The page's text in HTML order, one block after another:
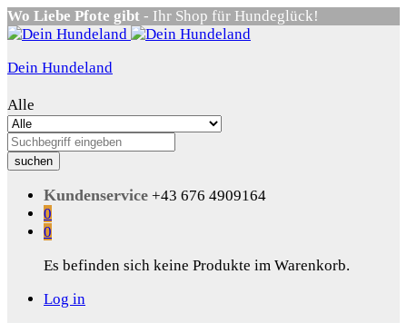
Wo Liebe Pfote gibt - Ihr Shop für Hundeglück!
Dein Hundeland
Alle
suchen
Kundenservice +43 676 4909164
0
0
Es befinden sich keine Produkte im Warenkorb.
Log in